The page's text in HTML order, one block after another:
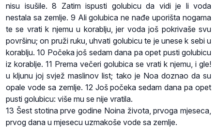
nisu isušile. 8 Zatim ispusti golubicu da vidi je li voda
nestala sa zemlje. 9 Ali golubica ne nađe uporišta nogama
te se vrati k njemu u korablju, jer voda još pokrivaše svu
površinu; on pruži ruku, uhvati golubicu te je unese k sebi u
korablju. 10 Počeka još sedam dana pa opet pusti golubicu
iz korablje. 11 Prema večeri golubica se vrati k njemu, i gle!
u kljunu joj svjež maslinov list; tako je Noa doznao da su
opale vode sa zemlje. 12 Još počeka sedam dana pa opet
pusti golubicu: više mu se nije vratila.
13 Šest stotina prve godine Noina života, prvoga mjeseca,
prvog dana u mjesecu uzmakoše vode sa zemlje.